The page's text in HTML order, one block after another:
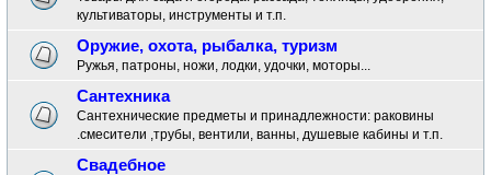
культиваторы, инструменты и т.п.
Оружие, охота, рыбалка, туризм
Ружья, патроны, ножи, лодки, удочки, моторы...
Сантехника
Сантехнические предметы и принадлежности: раковины
.смесители ,трубы, вентили, ванны, душевые кабины и т.п.
Свадебное